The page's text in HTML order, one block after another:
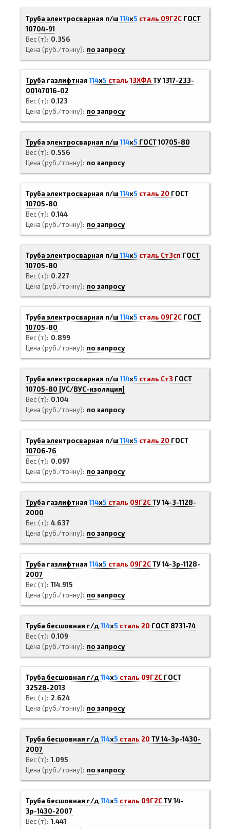
Труба электросварная п/ш114х5 сталь 09Г2С ГОСТ
10704-91
Вес (т)
0.356
Цена (руб./тонну)
по запросу
Труба газлифтная114х5 сталь 13ХФАТУ 1317-233-
00147016-02
Вес (т)
0.123
Цена (руб./тонну)
по запросу
Труба электросварная п/ш114х5 ГОСТ 10705-80
Вес (т)
0.556
Цена (руб./тонну)
по запросу
Труба электросварная п/ш114х5 сталь 20 ГОСТ
10705-80
Вес (т)
0.144
Цена (руб./тонну)
по запросу
Труба электросварная п/ш114х5 сталь Ст3сп ГОСТ
10705-80
Вес (т)
0.227
Цена (руб./тонну)
по запросу
Труба электросварная п/ш114х5 сталь 09Г2С ГОСТ
10705-80
Вес (т)
0.899
Цена (руб./тонну)
по запросу
Труба электросварная п/ш114х5 сталь Ст3 ГОСТ
10705-80 [УС/ВУС-изоляция]
Вес (т)
0.104
Цена (руб./тонну)
по запросу
Труба электросварная п/ш114х5 сталь 20 ГОСТ
10706-76
Вес (т)
0.097
Цена (руб./тонну)
по запросу
Труба газлифтная114х5 сталь 09Г2СТУ 14-3-1128-
2000
Вес (т) 4.637
Цена (руб./тонну)
по запросу
Труба газлифтная114х5 сталь 09Г2СТУ 14-3р-1128-
2007
Вес (т) 114.915
Цена (руб./тонну)
по запросу
Труба бесшовная г/д114х5 сталь 20 ГОСТ 8731-74
Вес (т)
0.109
Цена (руб./тонну)
по запросу
Труба бесшовная г/д114х5 сталь 09Г2С ГОСТ
32528-2013
Вес (т)
2.624
Цена (руб./тонну)
по запросу
Труба бесшовная г/д114х5 сталь 20 ТУ 14-3р-1430-
2007
Вес (т) 1.095
Цена (руб./тонну)
по запросу
Труба бесшовная г/д114х5 сталь 09Г2СТУ 14-
3р-1430-2007
Вес (т) 1.441